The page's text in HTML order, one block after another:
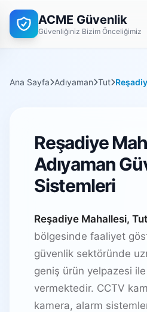
ACME Güvenlik
Güvenliğiniz Bizim Önceliğimiz
Ana Sayfa Adıyaman Tut
Reşadiye
Adıyaman
Sistemleri
Reşadiye Mahallesi,
bölgesinde faaliyet
güvenlik sektöründe
geniş ürün yelpazesi
vermektedir. CCTV
kamera, alarm